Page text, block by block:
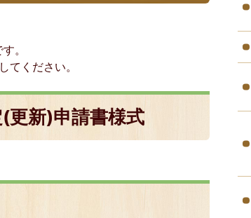
。
てください。
更新)申請書様式